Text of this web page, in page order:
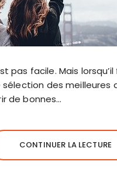
pas facile. Mais
des meilleures
de bonnes…
CONTINUER LA LECTURE